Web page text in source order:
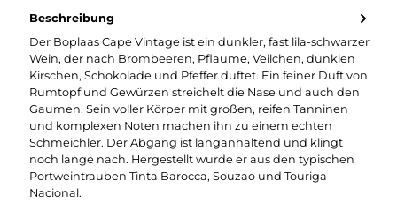
Beschreibung
Der Boplaas Cape Vintage ist ein dunkler, fast lila-schwarzer
Wein, der nach Brombeeren, Pflaume, Veilchen, dunklen
Kirschen, Schokolade und Pfeffer duftet. Ein feiner Duft von
Rumtopf und Gewürzen streichelt die Nase und auch den
Gaumen. Sein voller Körper mit großen, reifen Tanninen
und komplexen Noten machen ihn zu einem echten
Schmeichler. Der Abgang ist langanhaltend und klingt
noch lange nach. Hergestellt wurde er aus den typischen
Portweintrauben Tinta Barocca, Souzao und Touriga
Nacional.